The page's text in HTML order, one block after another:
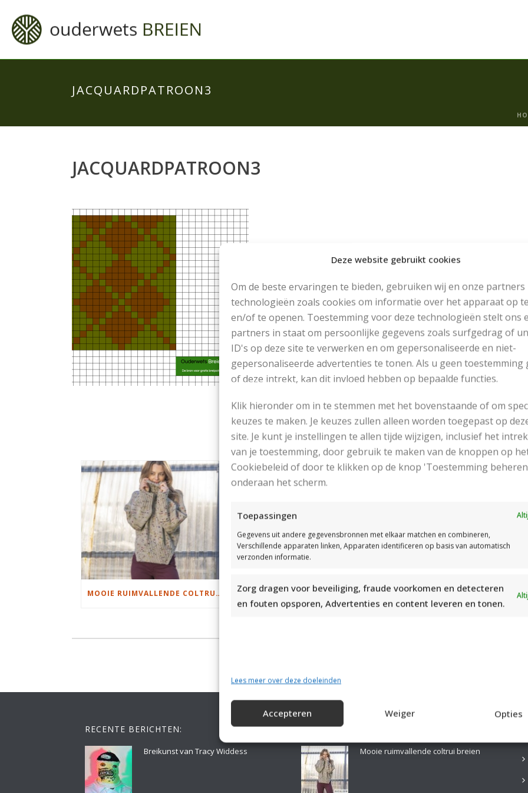
Deze website gebruikt cookies
Om de beste ervaringen te bieden, gebruiken wij en onze partners
technologieën zoals cookies om informatie over het apparaat op
en/of te openen. Toestemming voor deze technologieën stelt ons
partners in staat om persoonlijke gegevens zoals surfgedrag of
ID's op deze site te verwerken en om gepersonaliseerde en niet-
gepersonaliseerde advertenties te tonen. Als u geen toestemming
of deze intrekt, kan dit invloed hebben op bepaalde functies.
Klik hieronder om in te stemmen met het bovenstaande of om
keuzes te maken. Je keuzes zullen alleen worden toegepast op
site. Je kunt je instellingen te allen tijde wijzigen, inclusief het
van je toestemming, door gebruik te maken van de knoppen op
Cookiebeleid of door te klikken op de knop 'Toestemming
onderaan het scherm.
Toepassingen
Gegevens uit andere gegevensbronnen met elkaar matchen en combineren,
Verschillende apparaten linken, Apparaten identificeren op basis van automatisch
verzonden informatie.
Zorg dragen voor beveiliging, fraude voorkomen en detecteren
en fouten opsporen, Advertenties en content leveren en tonen.
Lees meer over deze doeleinden
Accepteren Weiger Opties
JACQUARDPATROON3
JACQUARDPATROON3
RECENT POSTS
MOOIE RUIMVALLENDE COLTRUI BREIEN MOOIE DIKGESTREEPTE SOKKEN BREIEN VAN DURABLE GAREN
RECENTE BERICHTEN:
Breikunst van Tracy Widdess
LAATSTE PATRONEN:
Mooie ruimvallende coltrui breien